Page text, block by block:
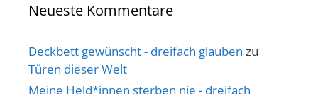
Neueste Kommentare
Deckbett gewünscht - dreifach glauben zu
Türen dieser Welt
Meine Held*innen sterben nie - dreifach